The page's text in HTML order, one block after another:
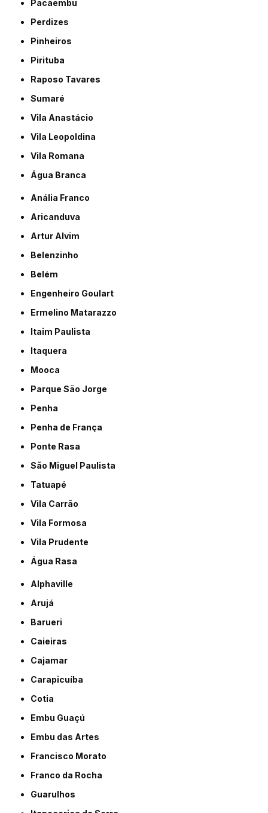
Pacaembu
Perdizes
Pinheiros
Pirituba
Raposo Tavares
Sumaré
Vila Anastácio
Vila Leopoldina
Vila Romana
Água Branca
Anália Franco
Aricanduva
Artur Alvim
Belenzinho
Belém
Engenheiro Goulart
Ermelino Matarazzo
Itaim Paulista
Itaquera
Mooca
Parque São Jorge
Penha
Penha de França
Ponte Rasa
São Miguel Paulista
Tatuapé
Vila Carrão
Vila Formosa
Vila Prudente
Água Rasa
Alphaville
Arujá
Barueri
Caieiras
Cajamar
Carapicuíba
Cotia
Embu Guaçú
Embu das Artes
Francisco Morato
Franco da Rocha
Guarulhos